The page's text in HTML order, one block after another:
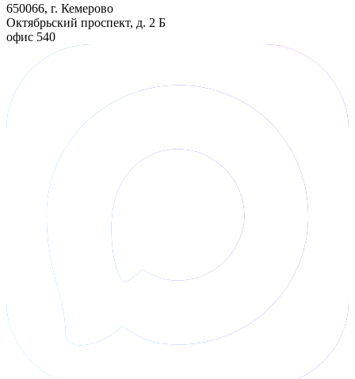
650066, г. Кемерово
Октябрьский проспект, д. 2 Б
офис 540